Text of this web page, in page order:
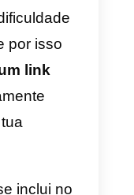
famosa
a exigência